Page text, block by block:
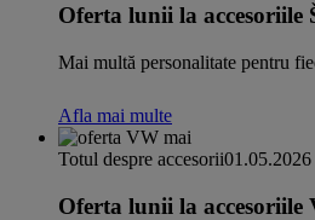
Oferta lunii la accesoriile
Mai multă personalitate pentru
Afla mai multe
Totul despre accesorii01.05.2026
Oferta lunii la accesoriile